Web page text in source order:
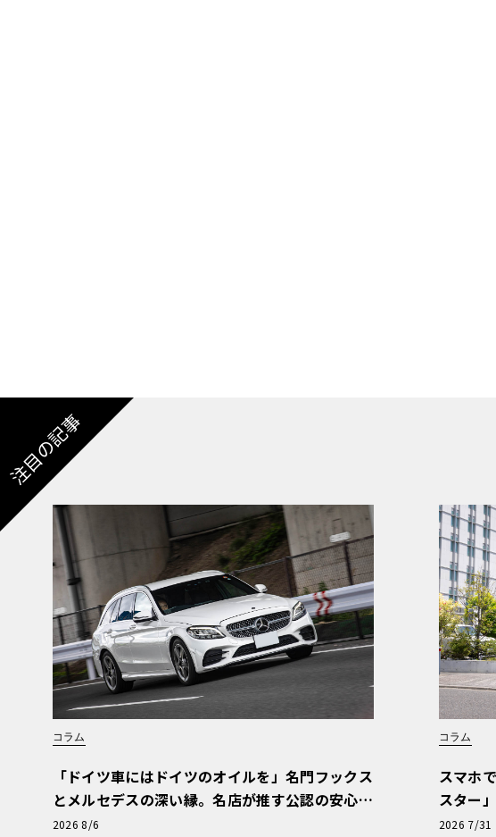
注目の記事
コラム
「ドイツ車にはドイツのオイルを」名門フックス
とメルセデスの深い縁。名店が推す公認の安心
と、Cクラスで味わうシルキーな走り〈PR〉
2026 8/6
コラム
スマホ
スター
【第1回
2026 7/31